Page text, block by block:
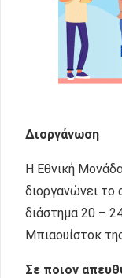
Διοργάνωση
Η Εθνική
διοργανώνει το
διάστημα 20 –
Μπιαουίστοκ
Σε ποιον